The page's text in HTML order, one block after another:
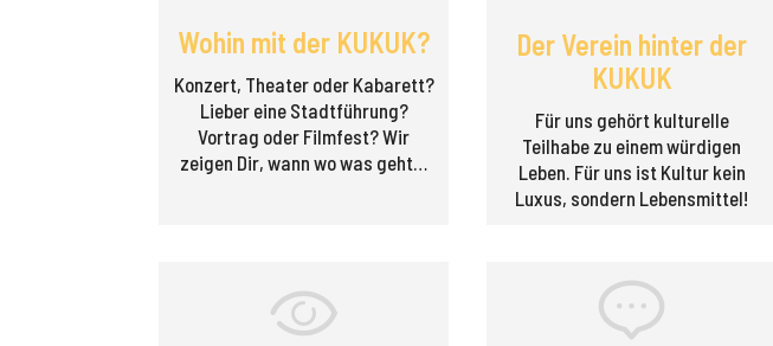
Wohin mit der KUKUK?
Konzert, Theater oder Kabarett?
Lieber eine Stadt­führung?
Vortrag oder Filmfest? Wir
zeigen Dir, wann wo was geht…
Der Verein hinter der
KUKUK
Für uns gehört kulturelle
Teilhabe zu einem würdigen
Leben. Für uns ist Kultur kein
Luxus, sondern Lebensmittel!